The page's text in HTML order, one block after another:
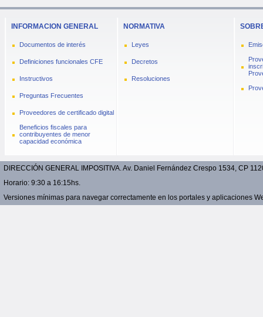
INFORMACION GENERAL
Documentos de interés
Definiciones funcionales CFE
Instructivos
Preguntas Frecuentes
Proveedores de certificado digital
Beneficios fiscales para
contribuyentes de menor
capacidad económica
NORMATIVA
Leyes
Decretos
Resoluciones
DIRECCIÓN GENERAL IMPOSITIVA. Av. Daniel Fernández Crespo 1534, CP
Horario: 9:30 a 16:15hs.
Versiones mínimas para navegar correctamente en los portales y aplicaciones